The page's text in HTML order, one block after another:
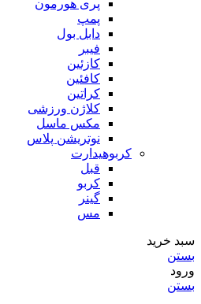
پری هورمون
پمپ
دابل بول
فیبر
کازئین
کافئین
کراتین
کلاژن ورزشی
مکس ماسل
نوتریشن پلاس
کربوهیدارت
قبل
کربو
گینر
مس
سبد خرید
بستن
ورود
بستن